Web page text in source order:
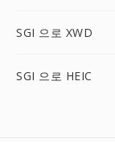
SGI 으로 XWD
SGI 으로 HEIC